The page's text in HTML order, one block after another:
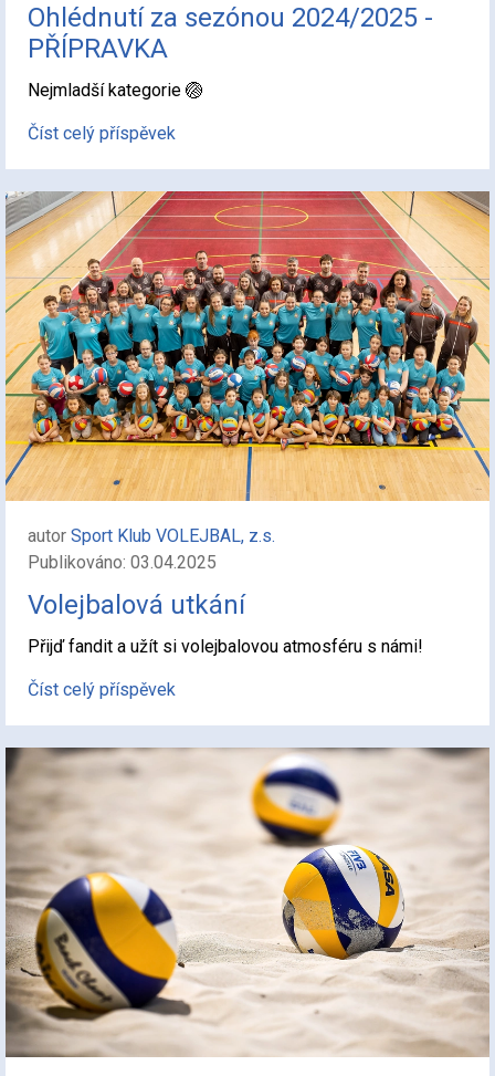
Ohlédnutí za sezónou 2024/2025 -
PŘÍPRAVKA
Nejmladší kategorie 🏐
Číst celý příspěvek
autor Sport Klub VOLEJBAL, z.s.
Publikováno: 03.04.2025
Volejbalová utkání
Přijď fandit a užít si volejbalovou atmosféru s námi!
Číst celý příspěvek